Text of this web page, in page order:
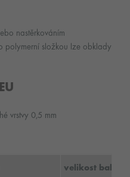
nastěrkováním
polymerní složkou lze obklady
vrstvy 0,5 mm
velikost balení